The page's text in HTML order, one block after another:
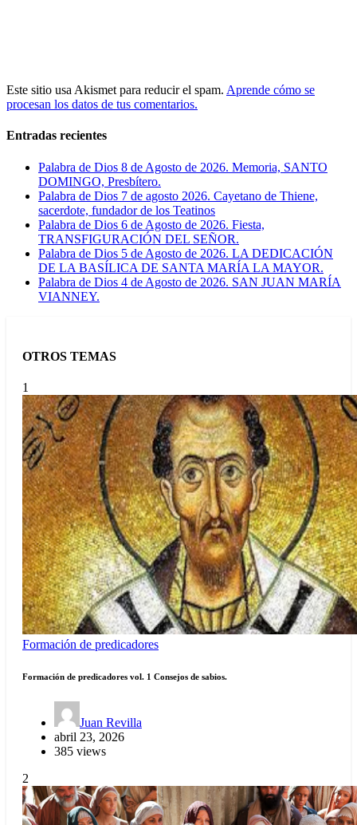
Este sitio usa Akismet para reducir el spam. Aprende cómo se
procesan los datos de tus comentarios.
Entradas recientes
Palabra de Dios 8 de Agosto de 2026. Memoria, SANTO
DOMINGO, Presbítero.
Palabra de Dios 7 de agosto 2026. Cayetano de Thiene,
sacerdote, fundador de los Teatinos
Palabra de Dios 6 de Agosto de 2026. Fiesta,
TRANSFIGURACIÓN DEL SEÑOR.
Palabra de Dios 5 de Agosto de 2026. LA DEDICACIÓN
DE LA BASÍLICA DE SANTA MARÍA LA MAYOR.
Palabra de Dios 4 de Agosto de 2026. SAN JUAN MARÍA
VIANNEY.
OTROS TEMAS
1
Formación de predicadores
Formación de predicadores vol. 1 Consejos de sabios.
Juan Revilla
abril 23, 2026
385 views
2